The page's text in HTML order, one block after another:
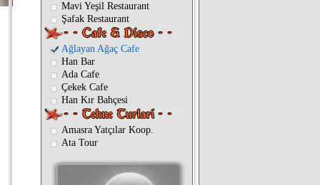
Mavi Yeşil Restaurant
Şafak Restaurant
Ağlayan Ağaç Cafe
Han Bar
Ada Cafe
Çekek Cafe
Han Kır Bahçesi
Amasra Yatçılar Koop.
Ata Tour